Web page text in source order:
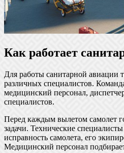
Как работает
Для работы санитарной авиации
различных специалистов.
медицинский персонал,
специалистов.
Перед каждым вылетом самолет
задачи. Технические
исправность самолета, его
Медицинский персонал